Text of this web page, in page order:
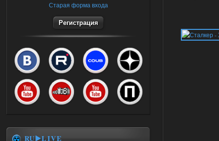
Старая форма входа
Регистрация
RU▶️LIVE